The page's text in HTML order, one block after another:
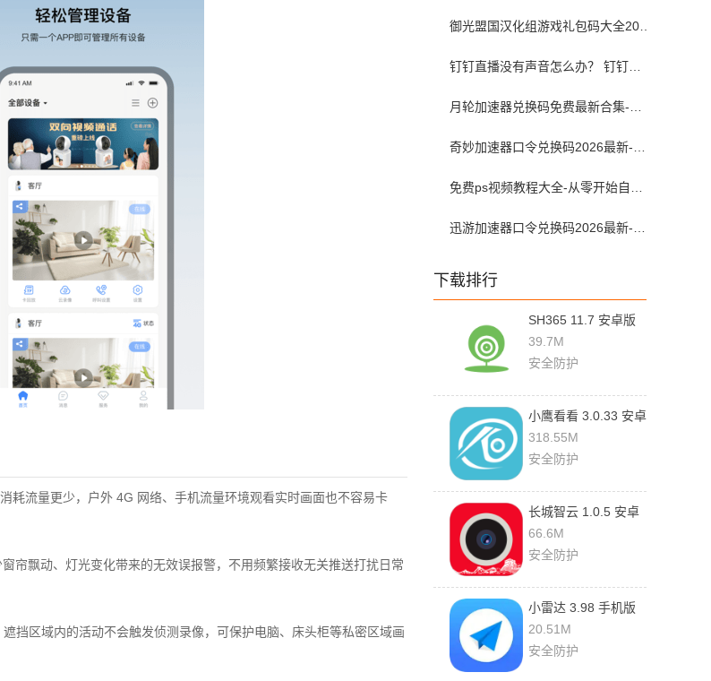
耗流量更少，户外 4G 网络、手机流量环境观看实时画面也不容易卡
帘飘动、灯光变化带来的无效误报警，不用频繁接收无关推送打扰日常
挡区域内的活动不会触发侦测录像，可保护电脑、床头柜等私密区域画
下载排行
SH365 11.7 安卓版
39.7M
安全防护
小鹰看看 3.0.33 安卓
版
318.55M
安全防护
长城智云 1.0.5 安卓
版
66.6M
安全防护
小雷达 3.98 手机版
20.51M
安全防护